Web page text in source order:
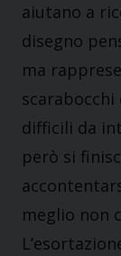
aiutano a
disegno
ma
scarabocchi
difficili da
però si
meglio non